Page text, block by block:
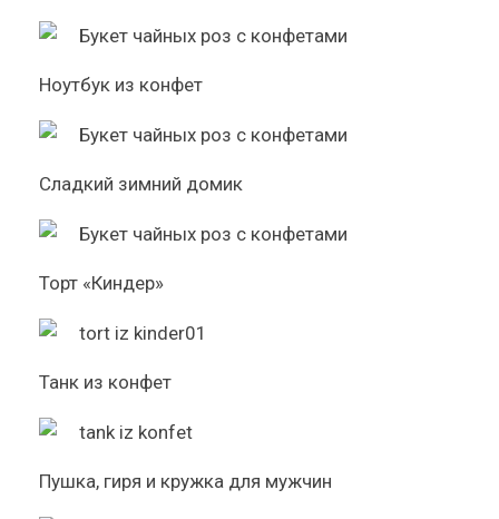
Ноутбук из конфет
Сладкий зимний домик
Торт «Киндер»
Танк из конфет
Пушка, гиря и кружка для мужчин